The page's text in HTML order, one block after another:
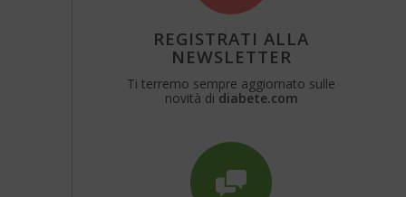
REGISTRATI ALLA
NEWSLETTER
Ti terremo sempre aggiornato sulle
novità di diabete.com